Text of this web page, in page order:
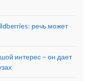
речь может
интерес – он дает